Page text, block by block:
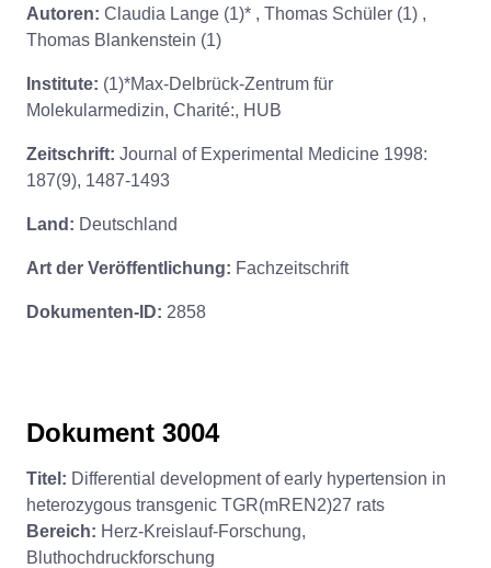
Autoren: Claudia Lange (1)* , Thomas Schüler (1) ,
Thomas Blankenstein (1)
Institute: (1)*Max-Delbrück-Zentrum für
Molekularmedizin, Charité:, HUB
Zeitschrift: Journal of Experimental Medicine 1998:
187(9), 1487-1493
Land: Deutschland
Art der Veröffentlichung: Fachzeitschrift
Dokumenten-ID: 2858
Dokument 3004
Titel: Differential development of early hypertension in
heterozygous transgenic TGR(mREN2)27 rats
Bereich: Herz-Kreislauf-Forschung,
Bluthochdruckforschung